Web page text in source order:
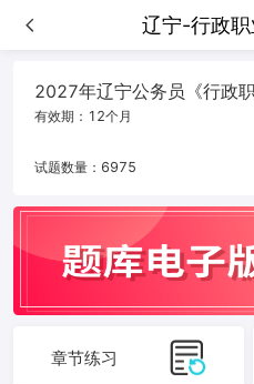
辽宁-行政
辽宁-申论
2027年辽宁公务员《行政
有效期： 12个月
试题数量： 6975
章节练习